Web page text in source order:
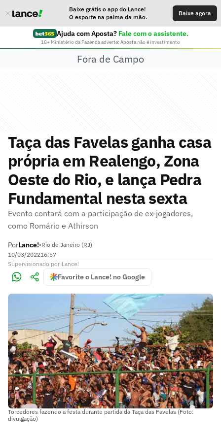
Baixe grátis o app do Lance!
O esporte na palma da mão.
Baixe agora
Ajuda com Aposta? Fale com o assistente.
18+ Ministério da Fazenda adverte: Aposta não é investimento
Fora de Campo
Taça das Favelas ganha casa
própria em Realengo, Zona
Oeste do Rio, e lança Pedra
Fundamental nesta sexta
Evento contará com a participação de ex-jogadores,
como Romário e Athirson
PorLance!•Rio de Janeiro (RJ)
10/03/202216:57
Supervisionado por Lance!
Favorite o Lance! no Google
Torcedores fazendo a festa durante partida da Taça das Favelas (Foto:
divulgação)